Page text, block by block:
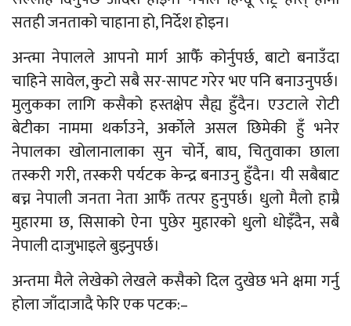
सतही जनताको चाहाना हो, निर्देश होइन।
अन्त्मा नेपालले आपनो मार्ग आफैँ कोर्नुपर्छ, बाटो बनाउँदा
चाहिने सावेल, कुटो सबै सर-सापट गरेर भए पनि बनाउनुपर्छ।
मुलुकका लागि कसैको हस्तक्षेप सैह्य हुँदैन। एउटाले रोटी
बेटीका नाममा थर्काउने, अर्कोले असल छिमेकी हुँ भनेर
नेपालका खोलानालाका सुन चोर्ने, बाघ, चितुवाका छाला
तस्करी गरी, तस्करी पर्यटक केन्द्र बनाउनु हुँदैन। यी सबैबाट
बच्न नेपाली जनता नेता आफैँ तत्पर हुनुपर्छ। धुलो मैलो हाम्रै
मुहारमा छ, सिसाको ऐना पुछेर मुहारको धुलो धोइँदैन, सबै
नेपाली दाजुभाइले बुझ्नुपर्छ।
अन्तमा मैले लेखेको लेखले कसैको दिल दुखेछ भने क्षमा गर्नु
होला जाँदाजादै फेरि एक पटक:–